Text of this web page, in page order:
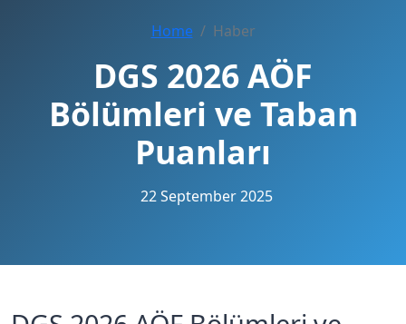
Home Haber
DGS 2026 AÖF
Bölümleri ve Taban
Puanları
22 September 2025